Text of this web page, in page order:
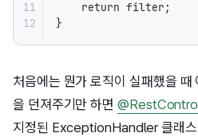
11
12
    return filter;
}
처음에는 뭔가 로직이 실패했을
을 던져주기만 하면
지정된 ExceptionHandler 클래스